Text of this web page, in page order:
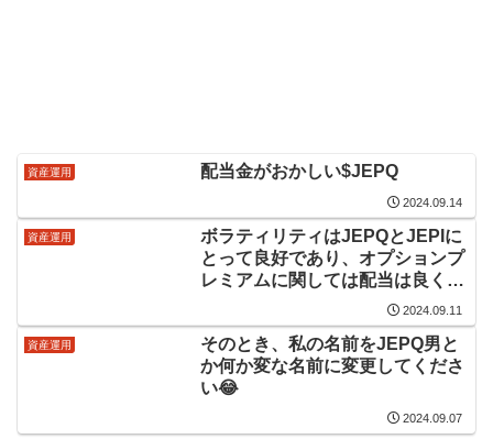
資産運用 配当金がおかしい$JEPQ
2024.09.14
資産運用
ボラティリティはJEPQとJEPIに
とって良好であり、オプションプ
レミアムに関しては配当は良くな
2024.09.11
資産運用
そのとき、私の名前をJEPQ男と
か何か変な名前に変更してくださ
い😂
2024.09.07